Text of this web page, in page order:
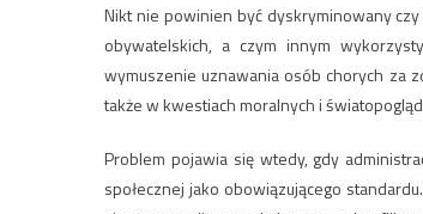
Nikt nie powinien być dyskryminowany
obywatelskich, a czym innym
wymuszenie uznawania osób chorych za
także w kwestiach moralnych i
Problem pojawia się wtedy, gdy
społecznej jako obowiązującego